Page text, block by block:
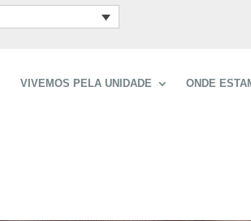
VIVEMOS PELA UNIDADE ONDE